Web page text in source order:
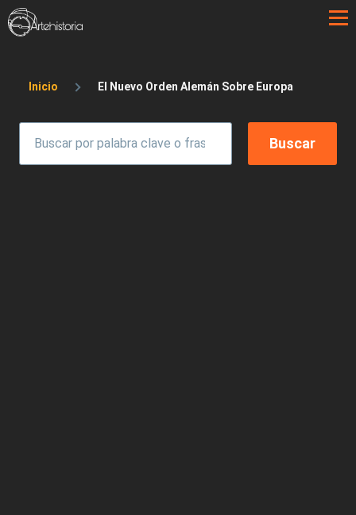
Pasar al contenido principal
Sobrescribir enlaces de ayuda a la
Inicio El Nuevo Orden Alemán Sobre Europa